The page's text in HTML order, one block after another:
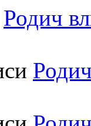
Родич